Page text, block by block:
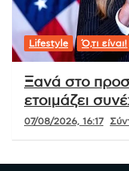
Lifestyle Ό,τι είναι!
Ξανά στο
ετοιμάζει
07/08/2026, 16:17